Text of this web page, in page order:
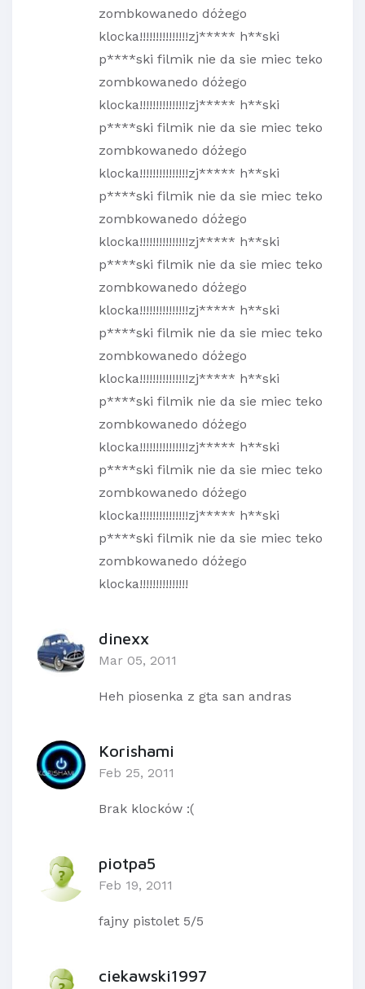
zombkowanedo dóżego
klocka!!!!!!!!!!!!!!!zj***** h**ski
p****ski filmik nie da sie miec teko
zombkowanedo dóżego
klocka!!!!!!!!!!!!!!!zj***** h**ski
p****ski filmik nie da sie miec teko
zombkowanedo dóżego
klocka!!!!!!!!!!!!!!!zj***** h**ski
p****ski filmik nie da sie miec teko
zombkowanedo dóżego
klocka!!!!!!!!!!!!!!!zj***** h**ski
p****ski filmik nie da sie miec teko
zombkowanedo dóżego
klocka!!!!!!!!!!!!!!!zj***** h**ski
p****ski filmik nie da sie miec teko
zombkowanedo dóżego
klocka!!!!!!!!!!!!!!!zj***** h**ski
p****ski filmik nie da sie miec teko
zombkowanedo dóżego
klocka!!!!!!!!!!!!!!!zj***** h**ski
p****ski filmik nie da sie miec teko
zombkowanedo dóżego
klocka!!!!!!!!!!!!!!!zj***** h**ski
p****ski filmik nie da sie miec teko
zombkowanedo dóżego
klocka!!!!!!!!!!!!!!!
dinexx
Mar 05, 2011
Heh piosenka z gta san andras
Korishami
Feb 25, 2011
Brak klocków :(
piotpa5
Feb 19, 2011
fajny pistolet 5/5
ciekawski1997